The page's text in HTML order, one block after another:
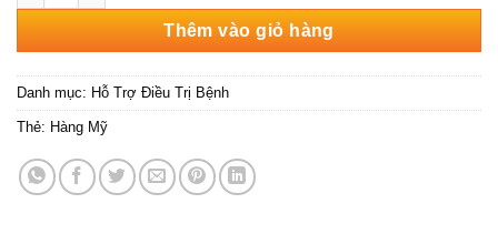
Thêm vào giỏ hàng
Danh mục: Hỗ Trợ Điều Trị Bệnh
Thẻ: Hàng Mỹ